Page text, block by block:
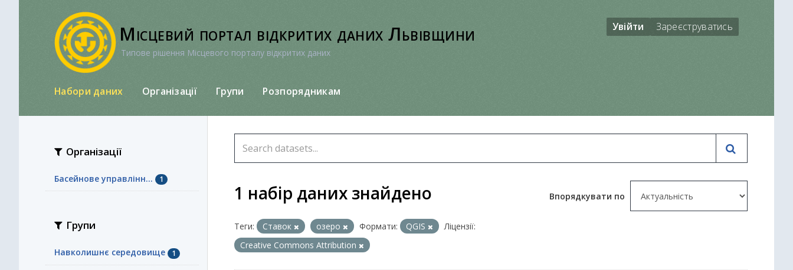
Місцевий портал відкритих даних Львівщини
Типове рішення Місцевого порталу відкритих даних
Увійти Зареєструватись
Набори даних Організації Групи Розпорядникам
Організації
Басейнове управлінн... 1
Групи
Навколишнє середовище 1
Впорядкувати по
1 набір даних знайдено
Теги: Ставок озеро Формати: QGIS
Ліцензії:
Creative Commons Attribution